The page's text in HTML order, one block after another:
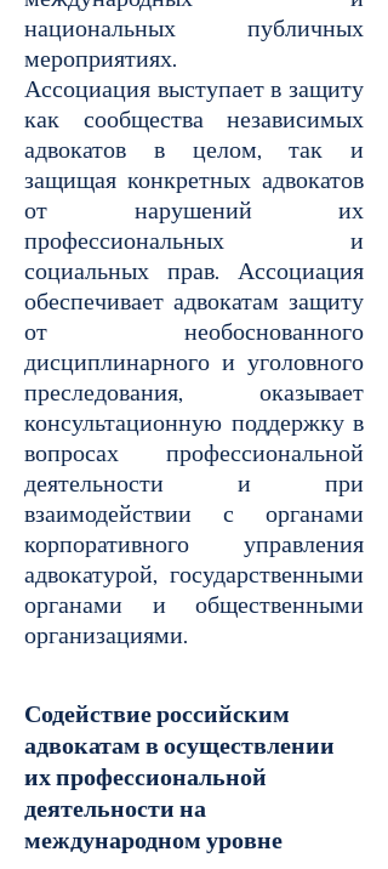
национальных публичных
мероприятиях.
Ассоциация выступает в защиту
как сообщества независимых
адвокатов в целом, так и
защищая конкретных адвокатов
от нарушений их
профессиональных и
социальных прав. Ассоциация
обеспечивает адвокатам защиту
от необоснованного
дисциплинарного и уголовного
преследования, оказывает
консультационную поддержку в
вопросах профессиональной
деятельности и при
взаимодействии с органами
корпоративного управления
адвокатурой, государственными
органами и общественными
организациями.
Содействие российским
адвокатам в осуществлении
их профессиональной
деятельности на
международном уровне